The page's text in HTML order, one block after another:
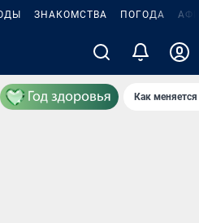
ЗНАКОМСТВА ПОГОДА
Как